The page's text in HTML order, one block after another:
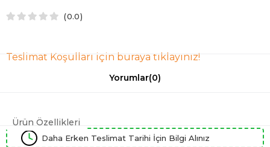
0.0
Teslimat Koşulları için buraya tıklayınız!
Yorumlar(0)
Ürün Özellikleri
Daha Erken Teslimat Tarihi İçin Bilgi Alınız